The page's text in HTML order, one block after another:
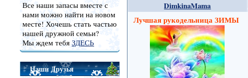
Все наши запасы вместе с
нами можно найти на новом
месте! Хочешь стать частью
нашей дружной семьи?
Мы ждем тебя ЗДЕСЬ
Наши Друзья
DimkinaMama
Лучшая рукодельница ЗИМЫ